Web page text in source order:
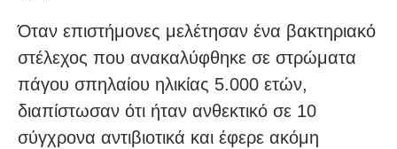
Όταν επιστήμονες μελέτησαν ένα βακτηριακό
στέλεχος που ανακαλύφθηκε σε στρώματα
πάγου σπηλαίου ηλικίας 5.000 ετών,
διαπίστωσαν ότι ήταν ανθεκτικό σε 10
σύγχρονα αντιβιοτικά και έφερε ακόμη